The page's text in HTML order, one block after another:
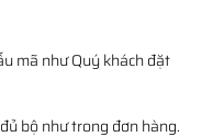
mã như Quý khách đặt
bộ như trong đơn hàng.